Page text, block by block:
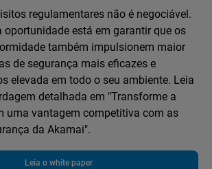
regulamentares não é negociável.
oportunidade está em garantir que os
também impulsionem maior
de segurança mais eficazes e
elevada em todo o seu ambiente. Leia
detalhada em "Transforme a
uma vantagem competitiva com as
da Akamai".
Leia o white paper